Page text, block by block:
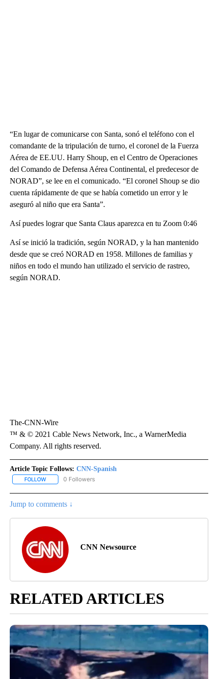
“En lugar de comunicarse con Santa, sonó el teléfono con el
comandante de la tripulación de turno, el coronel de la Fuerza
Aérea de EE.UU. Harry Shoup, en el Centro de Operaciones
del Comando de Defensa Aérea Continental, el predecesor de
NORAD”, se lee en el comunicado. “El coronel Shoup se dio
cuenta rápidamente de que se había cometido un error y le
aseguró al niño que era Santa”.
Así puedes lograr que Santa Claus aparezca en tu Zoom 0:46
Así se inició la tradición, según NORAD, y la han mantenido
desde que se creó NORAD en 1958. Millones de familias y
niños en todo el mundo han utilizado el servicio de rastreo,
según NORAD.
The-CNN-Wire
™ & © 2021 Cable News Network, Inc., a WarnerMedia
Company. All rights reserved.
Article Topic Follows: CNN-Spanish
FOLLOW FOLLOW "CNN-SPANISH" TO RECEIVE NOTIFICATIONS ABOUT
0 Followers
Jump to comments ↓
CNN Newsource
RELATED ARTICLES